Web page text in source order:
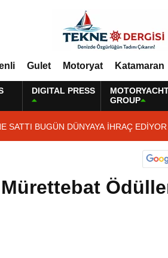
Gulet Motoryat Katamaran
DIGITAL PRESS
GROUP
SATTI BUGÜN DÜNYAYA İHRAÇ EDİYOR